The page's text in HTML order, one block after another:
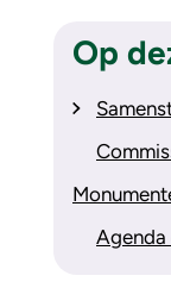
Op
Agenda